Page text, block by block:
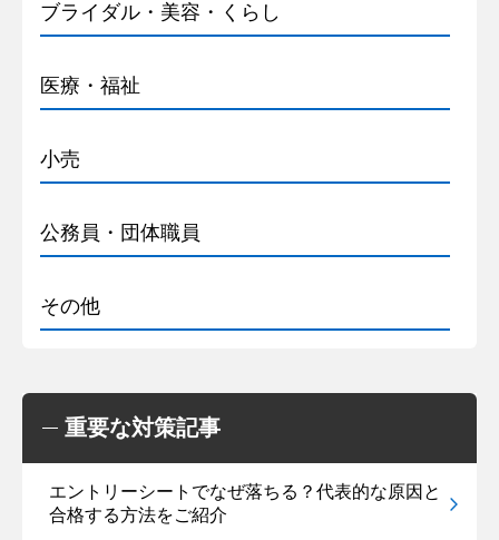
ブライダル・美容・くらし
医療・福祉
小売
公務員・団体職員
その他
重要な対策記事
エントリーシートでなぜ落ちる？代表的な原因と
合格する方法をご紹介